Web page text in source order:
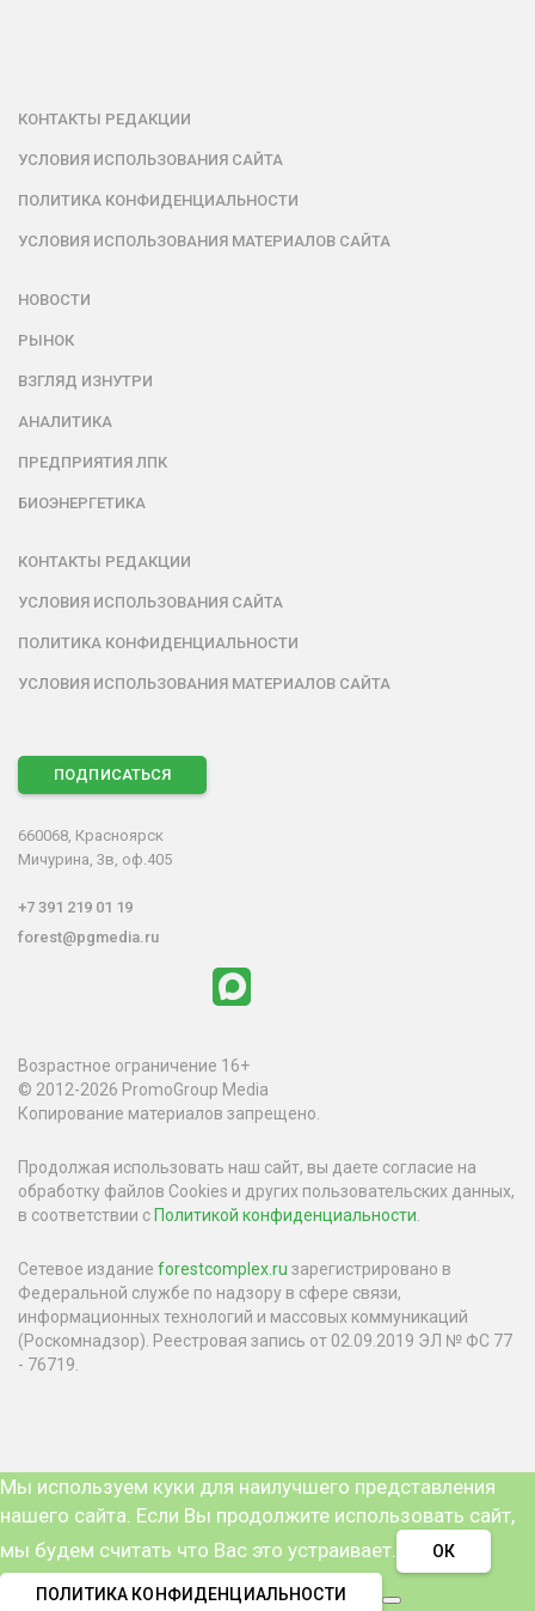
КОНТАКТЫ РЕДАКЦИИ
УСЛОВИЯ ИСПОЛЬЗОВАНИЯ САЙТА
ПОЛИТИКА КОНФИДЕНЦИАЛЬНОСТИ
УСЛОВИЯ ИСПОЛЬЗОВАНИЯ МАТЕРИАЛОВ САЙТА
НОВОСТИ
РЫНОК
ВЗГЛЯД ИЗНУТРИ
АНАЛИТИКА
ПРЕДПРИЯТИЯ ЛПК
БИОЭНЕРГЕТИКА
КОНТАКТЫ РЕДАКЦИИ
УСЛОВИЯ ИСПОЛЬЗОВАНИЯ САЙТА
ПОЛИТИКА КОНФИДЕНЦИАЛЬНОСТИ
УСЛОВИЯ ИСПОЛЬЗОВАНИЯ МАТЕРИАЛОВ САЙТА
ПОДПИСАТЬСЯ
660068, Красноярск
Мичурина, 3в, оф.405
+7 391 219 01 19
forest@pgmedia.ru
Возрастное ограничение 16+
© 2012-2026 PromoGroup Media
Копирование материалов запрещено.
Продолжая использовать наш сайт, вы даете согласие на
обработку файлов Cookies и других пользовательских данных,
в соответствии сПолитикой конфиденциальности
Сетевое издание forestcomplex.ru зарегистрировано в
Федеральной службе по надзору в сфере связи,
информационных технологий и массовых коммуникаций
(Роскомнадзор). Реестровая запись от 02.09.2019 ЭЛ № ФС 77
- 76719.
Мы используем куки для наилучшего представления
нашего сайта. Если Вы продолжите использовать сайт,
мы будем считать что Вас это устраивает.
ОК
ПОЛИТИКА КОНФИДЕНЦИАЛЬНОСТИ